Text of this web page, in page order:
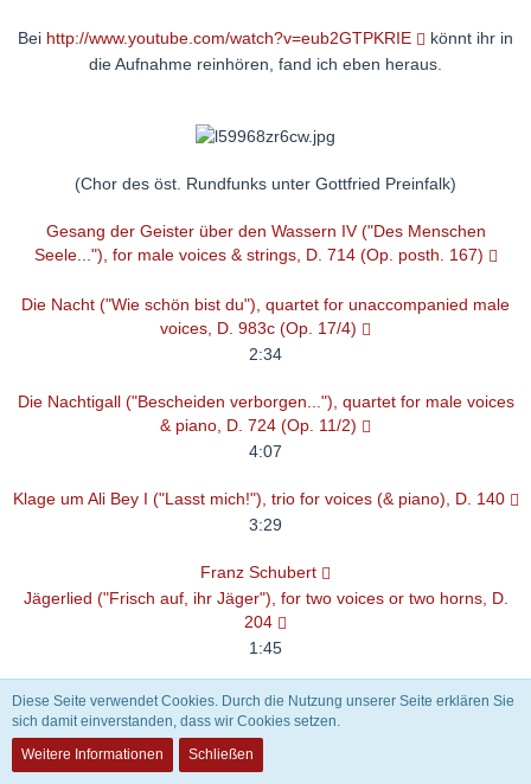
Bei http://www.youtube.com/watch?v=eub2GTPKRIE
könnt ihr in
die Aufnahme reinhören, fand ich eben heraus.
(Chor des öst. Rundfunks unter Gottfried Preinfalk)
Gesang der Geister über den Wassern IV ("Des Menschen
Seele..."), for male voices & strings, D. 714 (Op. posth. 167)
Die Nacht ("Wie schön bist du"), quartet for unaccompanied male
voices, D. 983c (Op. 17/4)
2:34
Die Nachtigall ("Bescheiden verborgen..."), quartet for male voices
& piano, D. 724 (Op. 11/2)
4:07
Klage um Ali Bey I ("Lasst mich!"), trio for voices (& piano), D. 140
3:29
Franz Schubert
Jägerlied ("Frisch auf, ihr Jäger"), for two voices or two horns, D.
204
1:45
Lützows wilde Jagd ("Was glänzt dort vom Walde"), for 2 voices & 2
horns, D. 205
1:28
Diese Seite verwendet Cookies. Durch die Nutzung unserer Seite erklären Sie
sich damit einverstanden, dass wir Cookies setzen.
Weitere Informationen
Schließen